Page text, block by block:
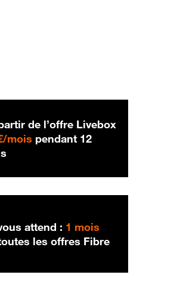
de l’offre Livebox
mois 29,99 € par mois
pendant 12
attend : 1 mois
les offres Fibre